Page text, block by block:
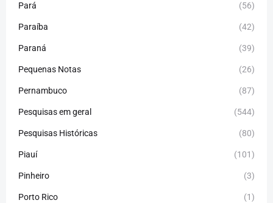
Pará (56)
Paraíba (42)
Paraná (39)
Pequenas Notas (26)
Pernambuco (87)
Pesquisas em geral (544)
Pesquisas Históricas (80)
Piauí (101)
Pinheiro (3)
Porto Rico (1)